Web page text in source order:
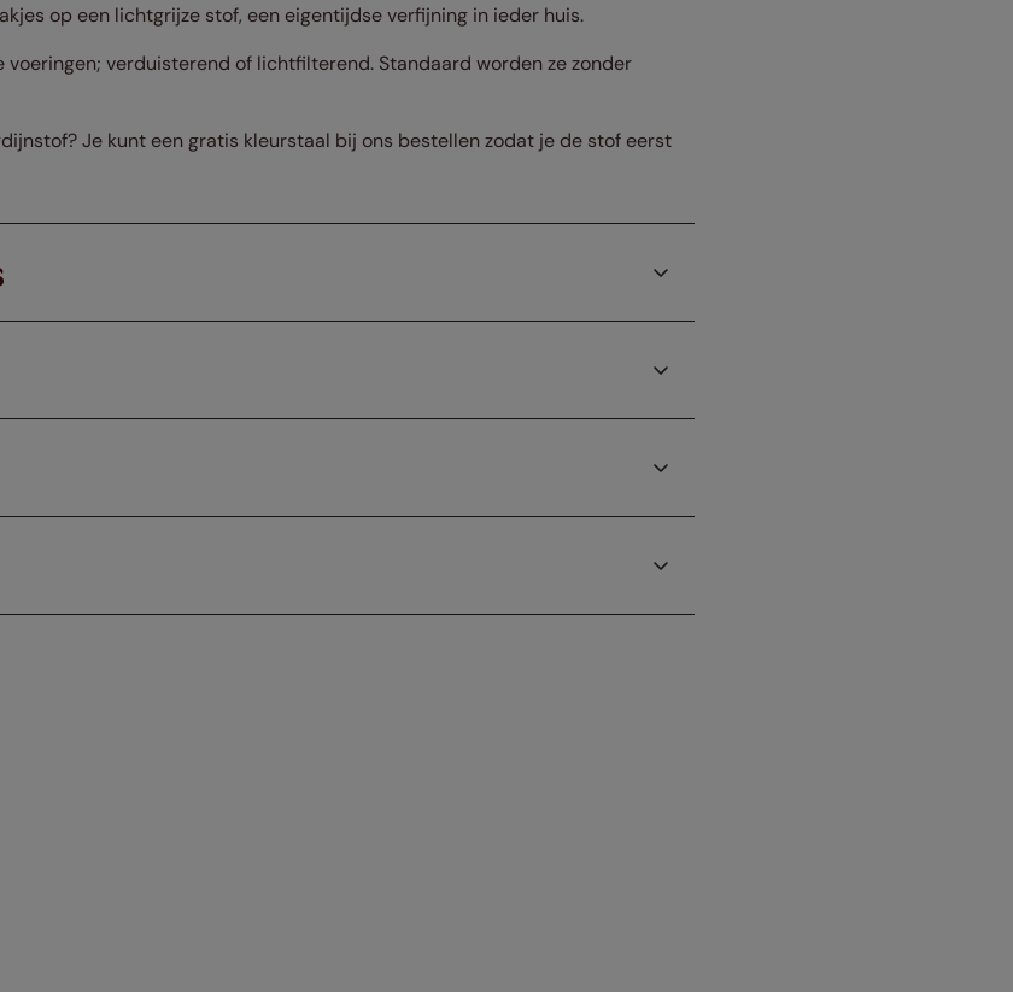
op een lichtgrijze stof, een eigentijdse verfijning in ieder huis.
voeringen; verduisterend of lichtfilterend. Standaard worden ze zonder
Je kunt een gratis kleurstaal bij ons bestellen zodat je de stof eerst